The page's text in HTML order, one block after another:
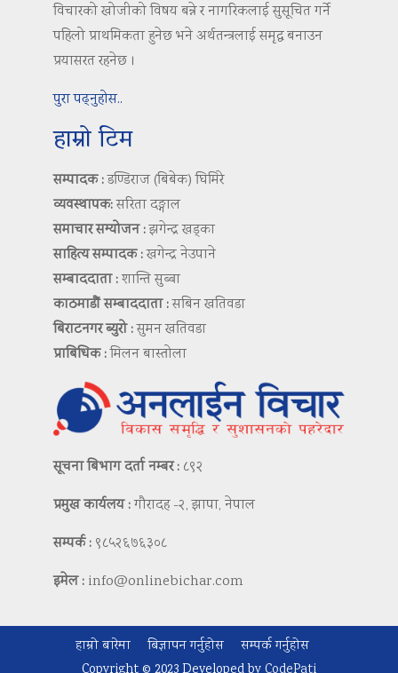
विचारको खोजीको विषय बन्ने र नागरिकलाई सुसूचित गर्ने
पहिलो प्राथमिकता हुनेछ भने अर्थतन्त्रलाई समृद्ध बनाउन
प्रयासरत रहनेछ ।
पुरा पढ्नुहोस..
हाम्रो टिम
सम्पादक :डण्डिराज (बिबेक) घिमिरे
व्यवस्थापक:सरिता दङ्गाल
समाचार सम्योजन :झगेन्द्र खड्का
साहित्य सम्पादक :खगेन्द्र नेउपाने
सम्बाददाता :शान्ति सुब्बा
काठमाडौं सम्बाददाता :सबिन खतिवडा
बिराटनगर ब्युरो :सुमन खतिवडा
प्राबिधिक :मिलन बास्तोला
सूचना बिभाग दर्ता नम्बर : ८९२
प्रमुख कार्यलय :गौरादह -२, झापा, नेपाल
सम्पर्क : ९८५२६७६३०८
इमेल : info@onlinebichar.com
हाम्रो बारेमा बिज्ञापन गर्नुहोस
सम्पर्क गर्नुहोस